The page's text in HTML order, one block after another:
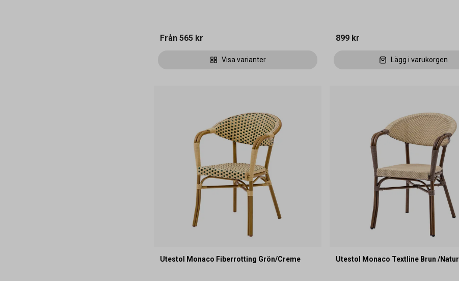
Från 565 kr
Visa varianter
899 kr
Lägg i varukorgen
Utestol Monaco Fiberrotting Grön/Creme Utestol Monaco Textline Brun /Natur